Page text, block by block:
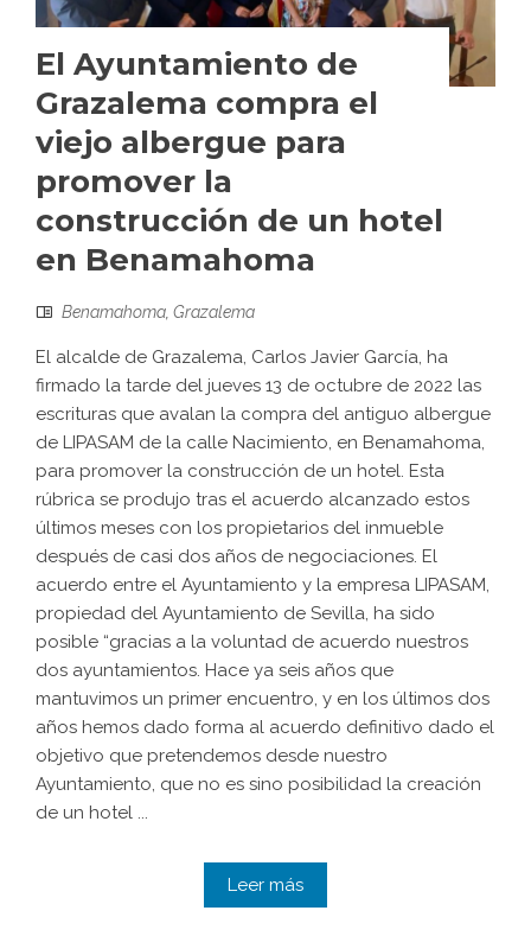
El Ayuntamiento de
Grazalema compra el
viejo albergue para
promover la
construcción de un hotel
en Benamahoma
Benamahoma Grazalema
El alcalde de Grazalema, Carlos Javier García, ha
firmado la tarde del jueves 13 de octubre de 2022 las
escrituras que avalan la compra del antiguo albergue
de LIPASAM de la calle Nacimiento, en Benamahoma,
para promover la construcción de un hotel. Esta
rúbrica se produjo tras el acuerdo alcanzado estos
últimos meses con los propietarios del inmueble
después de casi dos años de negociaciones. El
acuerdo entre el Ayuntamiento y la empresa LIPASAM,
propiedad del Ayuntamiento de Sevilla, ha sido
posible “gracias a la voluntad de acuerdo nuestros
dos ayuntamientos. Hace ya seis años que
mantuvimos un primer encuentro, y en los últimos dos
años hemos dado forma al acuerdo definitivo dado el
objetivo que pretendemos desde nuestro
Ayuntamiento, que no es sino posibilidad la creación
de un hotel ...
Leer más